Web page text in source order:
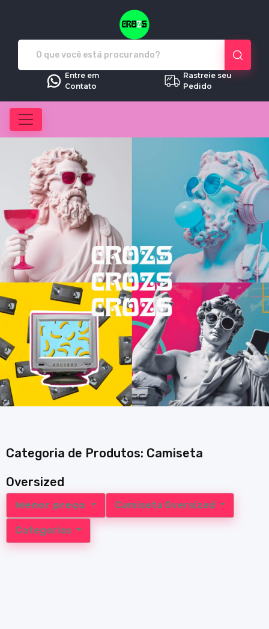
Crozs - Camisetas e produtos
Entre em
Contato
Rastreie seu
Pedido
Categoria de Produtos: Camiseta
Oversized
Menor preço Camiseta Oversized
Categorias